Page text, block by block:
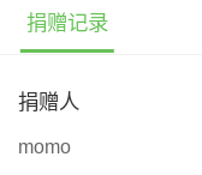
捐赠记录
捐赠人
momo